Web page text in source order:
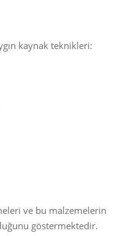
kaynak teknikleri:
ve bu malzemelerin
göstermektedir.